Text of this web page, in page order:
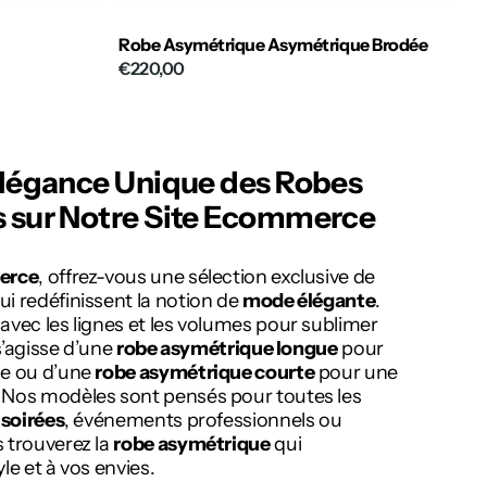
Robe Asymétrique Asymétrique Brodée
€220,00
Unique desRobes
sur NotreSite Ecommerce
, offrez-vous une sélection exclusive de
redéfinissent la notion demode élégante.
les lignes et les volumes pour sublimer
d’unerobe asymétrique longuepour
ou d’unerobe asymétrique courtepour une
modèles sont pensés pour toutes les
soirées, événements professionnels ou
trouverez la robe asymétriquequi
et à vos envies.